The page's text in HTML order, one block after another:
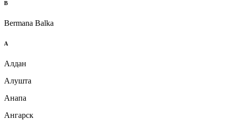
B
Bermana Balka
А
Алдан
Алушта
Анапа
Ангарск